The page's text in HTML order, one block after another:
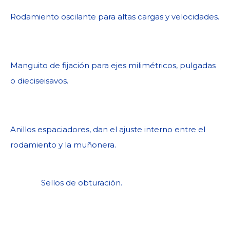
Rodamiento oscilante para altas cargas y velocidades.
Manguito de fijación para ejes milimétricos, pulgadas
o dieciseisavos.
Anillos espaciadores, dan el ajuste interno entre el
rodamiento y la muñonera.
Sellos de obturación.